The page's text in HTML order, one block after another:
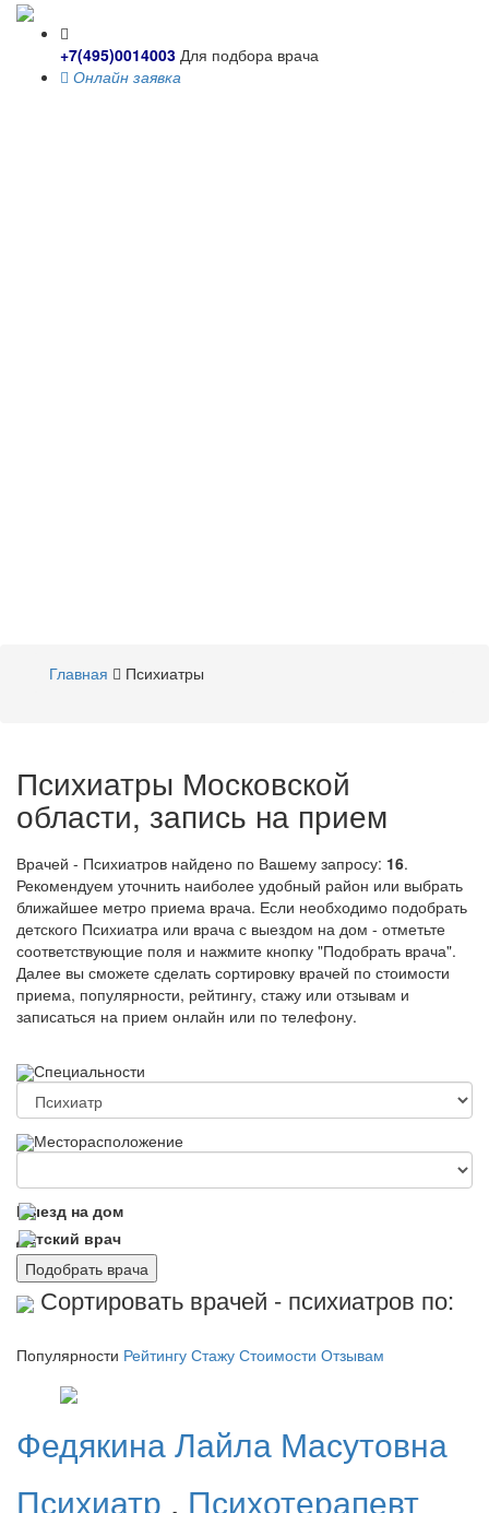
+7(495)0014003 Для подбора врача
Онлайн заявка
Главная Психиатры
Психиатры Московской
области, запись на прием
Врачей - Психиатров найдено по Вашему запросу: 16.
Рекомендуем уточнить наиболее удобный район или выбрать
ближайшее метро приема врача. Если необходимо подобрать
детского Психиатра или врача с выездом на дом - отметьте
соответствующие поля и нажмите кнопку "Подобрать врача".
Далее вы сможете сделать сортировку врачей по стоимости
приема, популярности, рейтингу, стажу или отзывам и
записаться на прием онлайн или по телефону.
Специальности
Месторасположение
Выезд на дом
Детский врач
Подобрать врача
Сортировать врачей - психиатров по:
Популярности Рейтингу Стажу Стоимости Отзывам
ФедякинаЛайла Масутовна
Психиатр , Психотерапевт